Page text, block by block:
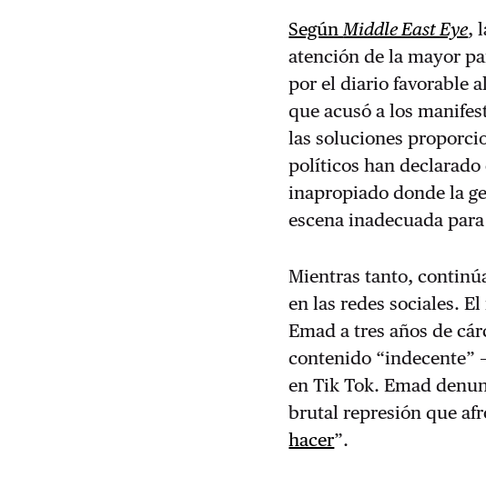
SegúnMiddle East Eye,
atención de la mayor
por el diario favorable
que acusó a los
las soluciones
políticos han declarado
inapropiado donde la
escena inadecuada
Mientras tanto,
en las redes sociales.
Emad a tres años de
contenido “indecente”
en Tik Tok. Emad
brutal represión que
hacer”.